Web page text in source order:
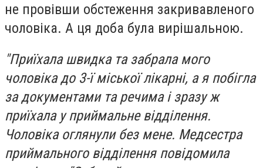
не провівши обстеження закривавленого
чоловіка. А ця доба була вирішальною.
"Приїхала швидка та забрала мого
чоловіка до 3-ї міської лікарні, а я побігла
за документами та речима і зразу ж
приїхала у приймальне відділення.
Чоловіка оглянули без мене. Медсестра
приймального відділення повідомила